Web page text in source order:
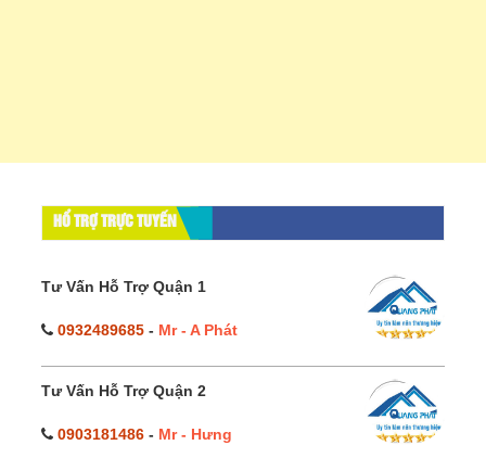
HỔ TRỢ TRỰC TUYẾN
Tư Vấn Hỗ Trợ Quận 1
0932489685 - Mr - A Phát
Tư Vấn Hỗ Trợ Quận 2
0903181486 - Mr - Hưng